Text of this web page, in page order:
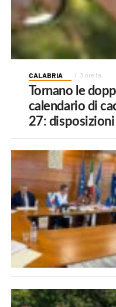
CALABRIA 3 ore fa
Tornano le
calendario di
27: disposizioni